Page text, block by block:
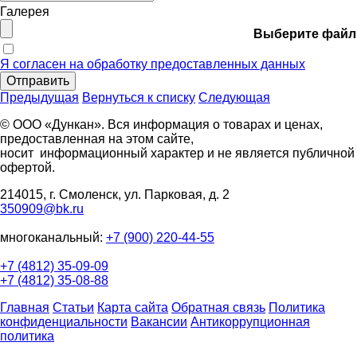
Галерея
Выберите файл
Я согласен на обработку предоставленных данных
Отправить
Предыдущая Вернуться к списку Следующая
© ООО «Дункан». Вся информация о товарах и ценах,
предоставленная на этом сайте,
носит информационный характер и не является публичной
офертой.
214015, г. Смоленск, ул. Парковая, д. 2
350909@bk.ru
многоканальный: +7 (900) 220-44-55
+7 (4812) 35-09-09
+7 (4812) 35-08-88
Главная Статьи Карта сайта Обратная связь Политика
конфиденциальности Вакансии Антикоррупционная
политика